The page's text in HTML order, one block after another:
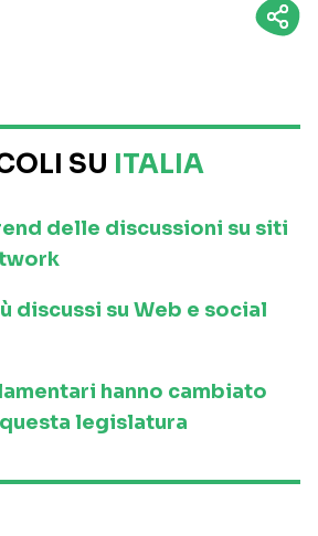
SU ITALIA
delle discussioni su siti
discussi su Web e social
hanno cambiato
legislatura